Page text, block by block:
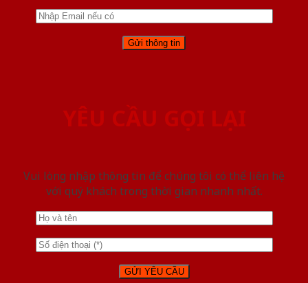
YÊU CẦU GỌI LẠI
Vui lòng nhập thông tin để chúng tôi có thể liên hệ
với quý khách trong thời gian nhanh nhất.